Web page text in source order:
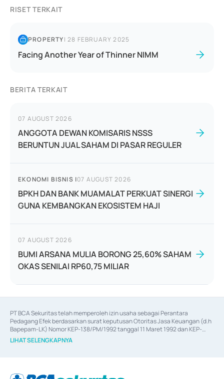
RISET TERKAIT
PROPERTY|28 FEBRUARY 2025
Facing Another Year of Thinner NIMM
BERITA TERKAIT
07 AUGUST 2026
ANGGOTA DEWAN KOMISARIS NSSS
BERUNTUN JUAL SAHAM DI PASAR REGULER
EKONOMI BISNIS |07 AUGUST 2026
BPKH DAN BANK MUAMALAT PERKUAT SINERGI
GUNA KEMBANGKAN EKOSISTEM HAJI
07 AUGUST 2026
BUMI ARSANA MULIA BORONG 25,60% SAHAM
OKAS SENILAI RP60,75 MILIAR
PT BCA Sekuritas telah memperoleh izin usaha sebagai Perantara
Pedagang Efek berdasarkan surat keputusan Otoritas Jasa Keuangan (d.h
Bapepam-LK) Nomor KEP-138/PM/1992 tanggal 11 Maret 1992 dan KEP-
06/D.04/2014 tanggal 28 Februari 2014, izin usaha sebagai Penjamin Emisi
Efek berdasarkan surat keputusan Otoritas Jasa Keuangan Nomor KEP-
berdasarkan surat keputusan Otoritas Jasa Keuangan Nomor S-
LIHAT SELENGKAPNYA